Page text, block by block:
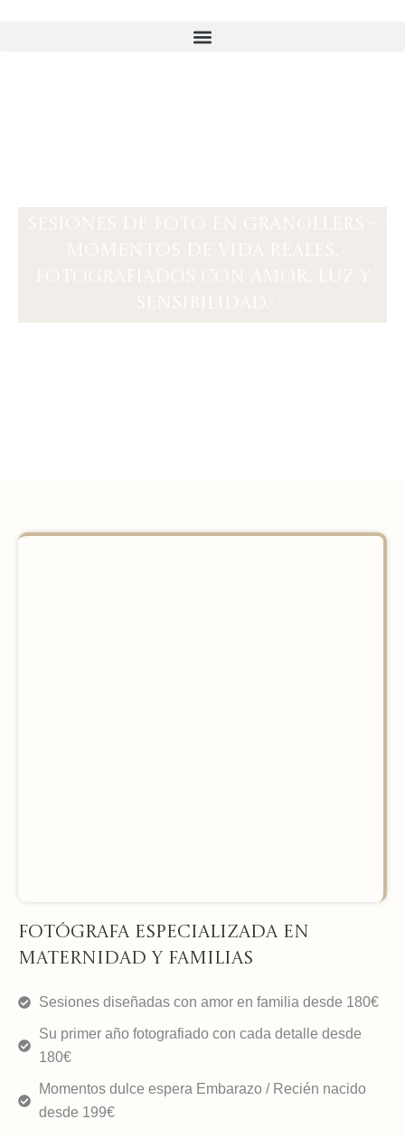
Sesiones de foto en Granollers –
Momentos de vida reales,
fotografiados con amor, luz y
sensibilidad.
Fotógrafa especializada en
maternidad y familias
Sesiones diseñadas con amor en familia desde 180€
Su primer año fotografiado con cada detalle desde
180€
Momentos dulce espera Embarazo / Recién nacido
desde 199€